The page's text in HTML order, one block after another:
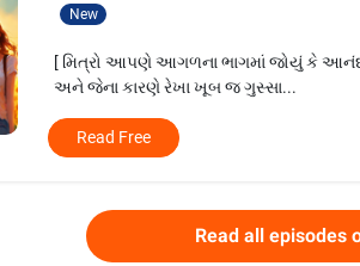
New
[ મિત્રો આપણે આગળના ભાગમાં જોયું કે આનંદ
અને જેના કારણે રેખા ખૂબ જ ગુસ્સા...
Read Free
Read all episodes